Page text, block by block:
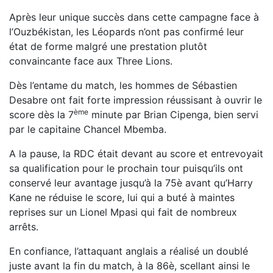
Après leur unique succès dans cette campagne face à
l’Ouzbékistan, les Léopards n’ont pas confirmé leur
état de forme malgré une prestation plutôt
convaincante face aux Three Lions.
Dès l’entame du match, les hommes de Sébastien
Desabre ont fait forte impression réussisant à ouvrir le
score dès la 7ème minute par Brian Cipenga, bien servi
par le capitaine Chancel Mbemba.
A la pause, la RDC était devant au score et entrevoyait
sa qualification pour le prochain tour puisqu’ils ont
conservé leur avantage jusqu’à la 75è avant qu’Harry
Kane ne réduise le score, lui qui a buté à maintes
reprises sur un Lionel Mpasi qui fait de nombreux
arrêts.
En confiance, l’attaquant anglais a réalisé un doublé
juste avant la fin du match, à la 86è, scellant ainsi le